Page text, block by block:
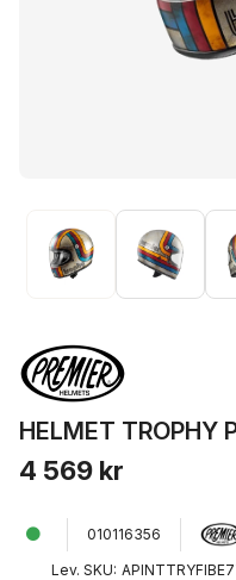
HELMET TROPHY
4 569 kr
010116356
Lev. SKU: